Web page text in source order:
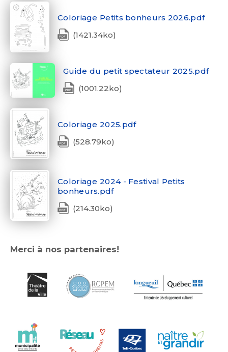
Coloriage Petits bonheurs 2026.pdf
(1421.34ko)
Guide du petit spectateur 2025.pdf
(1001.22ko)
Coloriage 2025.pdf
(528.79ko)
Coloriage 2024 - Festival Petits
bonheurs.pdf
(214.30ko)
Merci à nos partenaires!